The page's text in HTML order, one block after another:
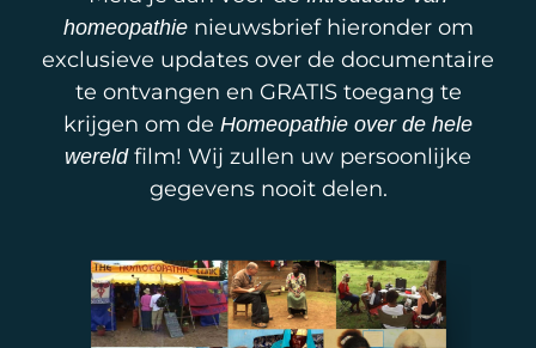
homeopathienieuwsbrief hieronder om
exclusieve updates over de documentaire
te ontvangen en GRATIS toegang te
krijgen om de Homeopathie over de hele
wereldfilm! Wij zullen uw persoonlijke
gegevens nooit delen.